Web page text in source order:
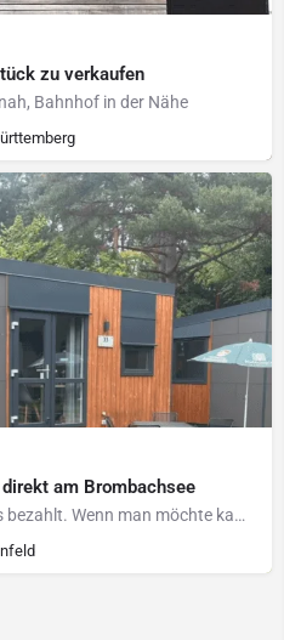
zu verkaufen
Bahnhof in der Nähe
am Brombachsee
Stellplatzmiete für 2026 bereits bezahlt. Wenn man möchte kann man die nächsten 5 Jahre ohne Preiserhöhung dazu mieten